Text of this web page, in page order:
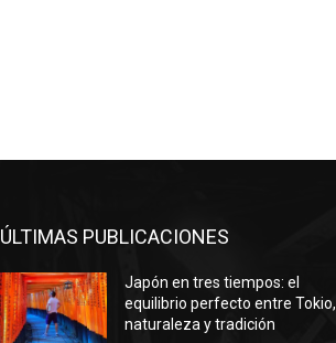
ÚLTIMAS PUBLICACIONES
Japón en tres tiempos: el
equilibrio perfecto entre Tokio,
naturaleza y tradición